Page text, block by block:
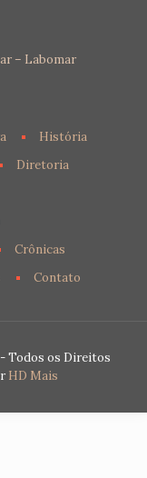
– Labomar
História
Diretoria
Crônicas
Contato
Todos os Direitos
HD Mais